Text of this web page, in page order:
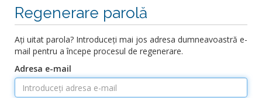
Regenerare parolă
Ați uitat parola? Introduceți mai jos adresa dumneavoastră e-
mail pentru a începe procesul de regenerare.
Adresa e-mail